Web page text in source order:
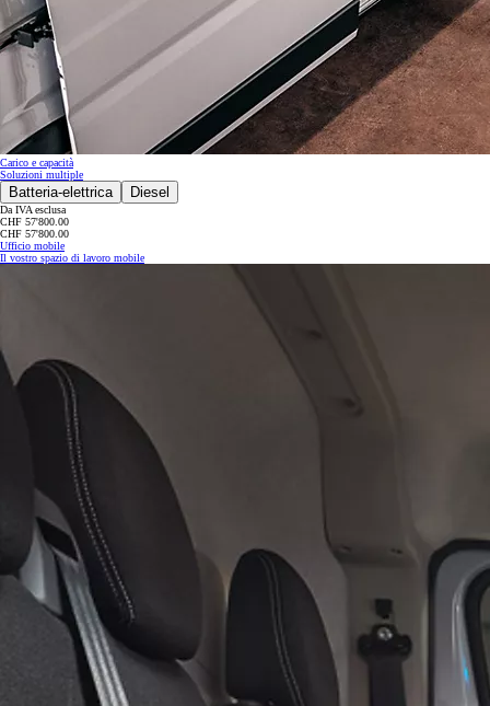
Carico e capacità
Soluzioni multiple
Batteria-elettrica Diesel
Da IVA esclusa
CHF 57'800.00
CHF 57'800.00
Ufficio mobile
Il vostro spazio di lavoro mobile